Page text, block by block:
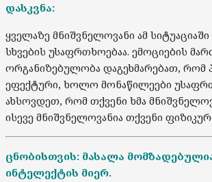
დასკვნა:
ყველაზე მნიშვნელოვანი ამ
სხვების უსაფრთხოებაა. ემოციების
ორგანიზებულობა დაგეხმარებათ, რომ
ეფექტური, ხოლო მონაწილეები
ახსოვდეთ, რომ თქვენი ხმა
ისევე მნიშვნელოვანია თქვენი
ცნობისთვის: მასალა
ინტელექტის მიერ.